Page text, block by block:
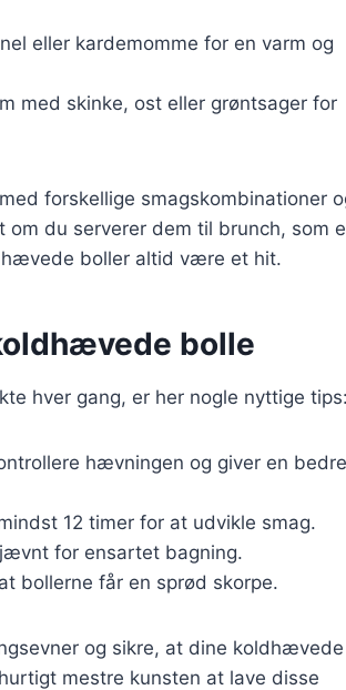
eller kardemomme for en varm og
med skinke, ost eller grøntsager for
forskellige smagskombinationer
du serverer dem til brunch, som
boller altid være et hit.
bolle
hver gang, er her nogle nyttige tips:
hævningen og giver en bedre
12 timer for at udvikle smag.
for ensartet bagning.
bollerne får en sprød skorpe.
og sikre, at dine koldhævede
mestre kunsten at lave disse